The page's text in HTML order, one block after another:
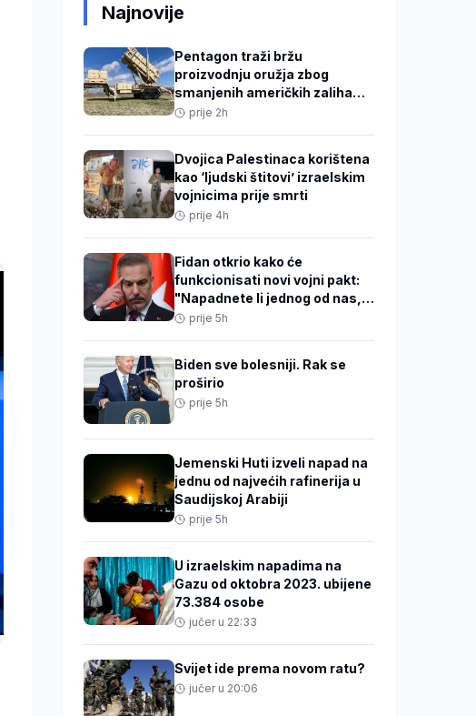
Najnovije
Pentagon traži bržu
proizvodnju oružja zbog
smanjenih američkih zaliha
projektila
prije 2h
Dvojica Palestinaca korištena
kao ‘ljudski štitovi’ izraelskim
vojnicima prije smrti
prije 4h
Fidan otkrio kako će
funkcionisati novi vojni pakt:
"Napadnete li jednog od nas,
napali ste sve"
prije 5h
Biden sve bolesniji. Rak se
proširio
prije 5h
Jemenski Huti izveli napad na
jednu od najvećih rafinerija u
Saudijskoj Arabiji
prije 5h
U izraelskim napadima na
Gazu od oktobra 2023. ubijene
73.384 osobe
jučer u 22:33
Svijet ide prema novom ratu?
jučer u 20:06